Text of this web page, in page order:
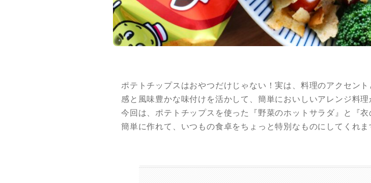
ポテトチップスはおやつだけじゃない！実は、料理のアクセン
感と風味豊かな味付けを活かして、簡単においしいアレンジ料理
今回は、ポテトチップスを使った『野菜のホットサラダ』と『
簡単に作れて、いつもの食卓をちょっと特別なものにしてくれま